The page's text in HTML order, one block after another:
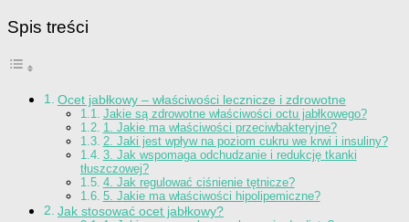
Spis treści
Ocet jabłkowy – właściwości lecznicze i zdrowotne
Jakie są zdrowotne właściwości octu jabłkowego?
1. Jakie ma właściwości przeciwbakteryjne?
2. Jaki jest wpływ na poziom cukru we krwi i insuliny?
3. Jak wspomaga odchudzanie i redukcję tkanki
tłuszczowej?
4. Jak regulować ciśnienie tętnicze?
5. Jakie ma właściwości hipolipemiczne?
Jak stosować ocet jabłkowy?